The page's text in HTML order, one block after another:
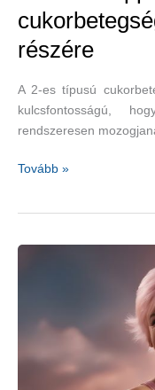
részére
A 2-es típusú
kulcsfontosságú,
rendszeresen
Hasznos
típusú
Tovább »